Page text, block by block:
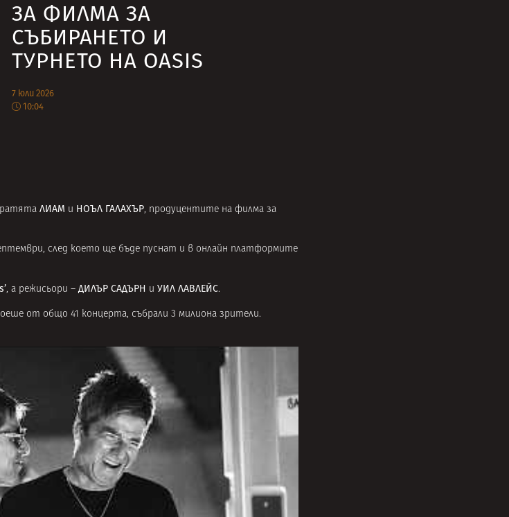
ЗА ФИЛМА ЗА
СЪБИРАНЕТО И
ТУРНЕТО НА OASIS
7 юли 2026
10:04
ЛИАМ и НОЪЛ ГАЛАХЪР, продуцентите на филма за
след което ще бъде пуснат и в онлайн платформите
, а режисьори – ДИЛЪР САДЪРН и УИЛ ЛАВЛЕЙС.
от общо 41 концерта, събрали 3 милиона зрители.